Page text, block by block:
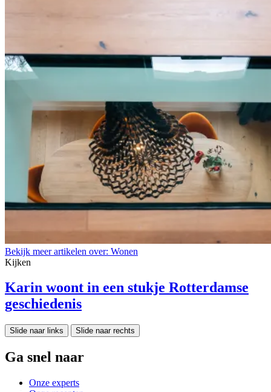
Bekijk meer artikelen over: Wonen
Kijken
Karin woont in een stukje Rotterdamse
geschiedenis
Slide naar links Slide naar rechts
Ga snel naar
Onze experts